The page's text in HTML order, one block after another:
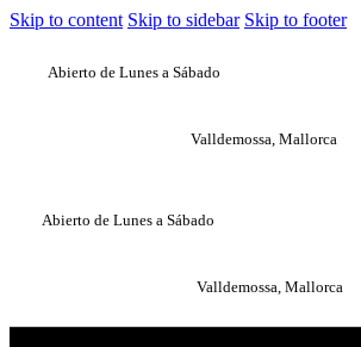
Skip to content Skip to sidebar Skip to footer
Abierto de Lunes a Sábado
Valldemossa, Mallorca
Abierto de Lunes a Sábado
Valldemossa, Mallorca